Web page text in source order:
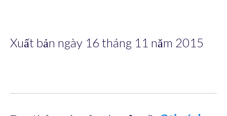
Xuất bản ngày 16 tháng 11 năm 2015